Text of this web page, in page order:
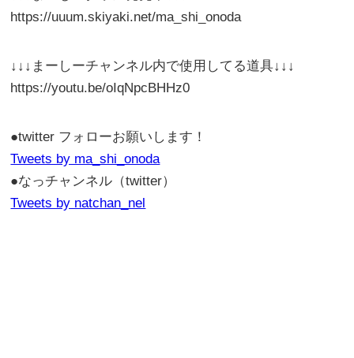
https://uuum.skiyaki.net/ma_shi_onoda
↓↓↓まーしーチャンネル内で使用してる道具↓↓↓
https://youtu.be/oIqNpcBHHz0
●twitter フォローお願いします！
Tweets by ma_shi_onoda
●なっチャンネル（twitter）
Tweets by natchan_nel